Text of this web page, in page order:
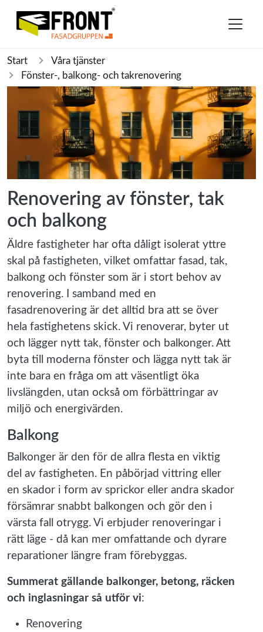
Start
Våra tjänster
Fönster-, balkong- och takrenovering
Renovering av fönster, tak
och balkong
Äldre fastigheter har ofta dåligt isolerat yttre
skal på fastigheten, vilket omfattar fasad, tak,
balkong och fönster som är i stort behov av
renovering. I samband med en
fasadrenovering är det alltid bra att se över
hela fastighetens skick. Vi renoverar, byter ut
och lägger nytt tak, fönster och balkonger. Att
byta till moderna fönster och lägga nytt tak är
inte bara en fråga om att väsentligt öka
livslängden, utan också om förbättringar av
miljö och energivärden.
Balkong
Balkonger är den för de allra flesta en viktig
del av fastigheten. En påbörjad vittring eller
en skador i form av sprickor eller andra skador
försämrar snabbt balkongen och gör den i
värsta fall otrygg. Vi erbjuder renoveringar i
rätt läge - då kan mer omfattande och dyrare
reparationer längre fram förebyggas.
Summerat gällande balkonger, betong, räcken
och inglasningar så utför vi:
Renovering